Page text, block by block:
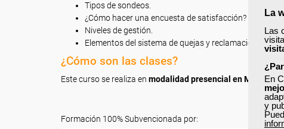
La
Las
En
y
Tipos de sondeos.
¿Cómo hacer una encuesta de satisfacción?
Niveles de gestión.
Elementos del sistema de quejas y reclamaciones.
¿Cómo son las clases?
Este curso se realiza en modalidad presencial en Madrid
Formación 100% Subvencionada por: